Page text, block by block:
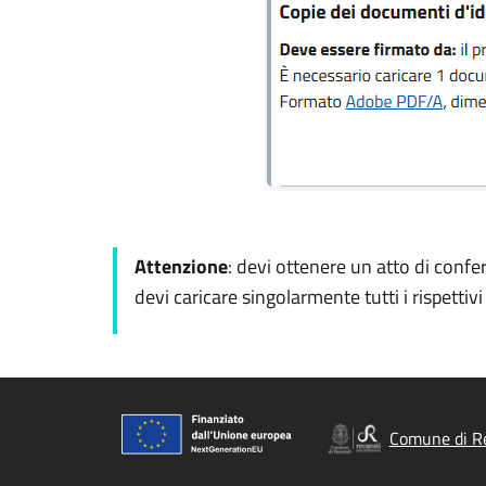
Attenzione: devi ottenere un atto di
devi caricare singolarmente tutti i
Comune di